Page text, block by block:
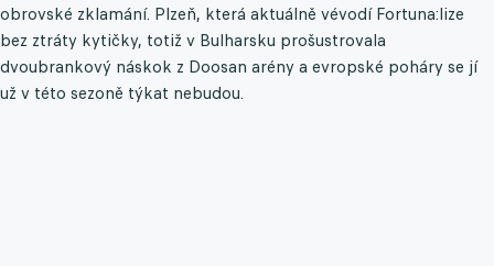
obrovské zklamání. Plzeň, která aktuálně vévodí Fortuna:lize
bez ztráty kytičky, totiž v Bulharsku prošustrovala
dvoubrankový náskok z Doosan arény a evropské poháry se jí
už v této sezoně týkat nebudou.